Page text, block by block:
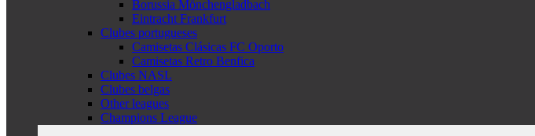
Borussia Mönchengladbach
Eintracht Frankfurt
Clubes portugueses
Camisetas Clásicas FC Oporto
Camisetas Retro Benfica
Clubes NASL
Clubes belgas
Other leagues
Champions League